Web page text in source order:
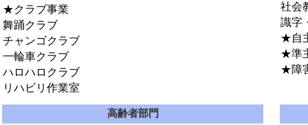
★クラブ事業
舞踊クラブ
チャンゴクラブ
一輪車クラブ
ハロハロクラブ
リハビリ作業室
社会
識字
★自
★準
★障
高齢者部門